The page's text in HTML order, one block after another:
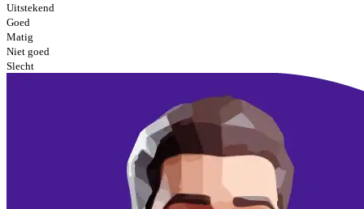
Uitstekend
Goed
Matig
Niet goed
Slecht